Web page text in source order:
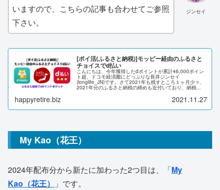
ジンセイ
いますので、こちらの記事も合わせてご参照
下さい。
[ポイ活(ふるさと納税)]モッピー経由のふるさと
チョイスでd払い
こんにちは、今年獲得したdポイントが累計46,000ポイン
ト超、ドコモ経済圏にどっぷりな長井ジンセイ
(longlife_JN)です。さて2021年も残すところ１ヶ月少々、
2021年分のふるさと納税の締めも近付いており、納税...
happyretire.biz 2021.11.27
My Kao（花王）
2024年配布分から新たに加わった2つ目は、「My
Kao（花王）
」です。